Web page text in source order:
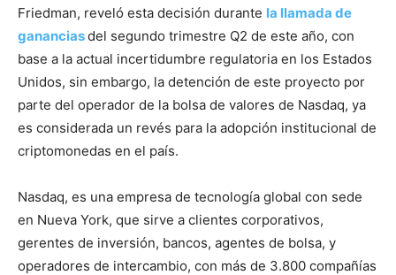
Friedman, reveló esta decisión durante la llamada de
gananciasdel segundo trimestre Q2 de este año, con
base a la actual incertidumbre regulatoria en los Estados
Unidos, sin embargo, la detención de este proyecto por
parte del operador de la bolsa de valores de Nasdaq, ya
es considerada un revés para la adopción institucional de
criptomonedas en el país.
Nasdaq, es una empresa de tecnología global con sede
en Nueva York, que sirve a clientes corporativos,
gerentes de inversión, bancos, agentes de bolsa, y
operadores de intercambio, con más de 3.800 compañías